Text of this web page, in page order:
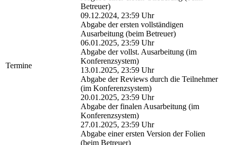
Termine
Betreuer)
09.12.2024, 23:59 Uhr
Abgabe der ersten vollständigen
Ausarbeitung (beim Betreuer)
06.01.2025, 23:59 Uhr
Abgabe der vollst. Ausarbeitung (im
Konferenzsystem)
13.01.2025, 23:59 Uhr
Abgabe der Reviews durch die Teilnehmer
(im Konferenzsystem)
20.01.2025, 23:59 Uhr
Abgabe der finalen Ausarbeitung (im
Konferenzsystem)
27.01.2025, 23:59 Uhr
Abgabe einer ersten Version der Folien
(beim Betreuer)